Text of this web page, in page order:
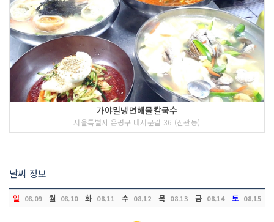
가야밀냉면해물칼국수
서울특별시 은평구 대서문길 36 (진관동)
날씨 정보
일 08.09 월 08.10 화 08.11 수 08.12 목 08.13 금 08.14 토 08.15